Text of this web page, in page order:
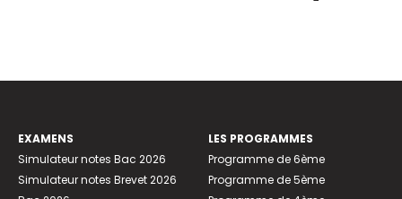
EXAMENS
Simulateur notes Bac 2026
Simulateur notes Brevet 2026
LES PROGRAMMES
Programme de 6ème
Programme de 5ème